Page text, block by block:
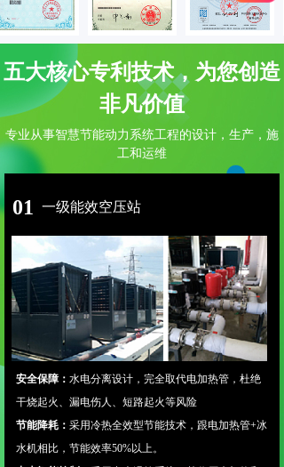
01 一级能效空压站
安全保障： 水电分离设计，完全取代电加热管，杜绝
干烧起火、漏电伤人、短路起火等风险
节能降耗： 采用冷热全效型节能技术，跟电加热管+冰
水机相比，节能效率50%以上。
专业从事智慧节能动力系统工程的设计，生产，施
工和运维
五大核心专利技术，为您创造
非凡价值